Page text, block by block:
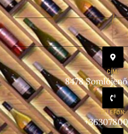
CÍM:
8478
TELEFON: